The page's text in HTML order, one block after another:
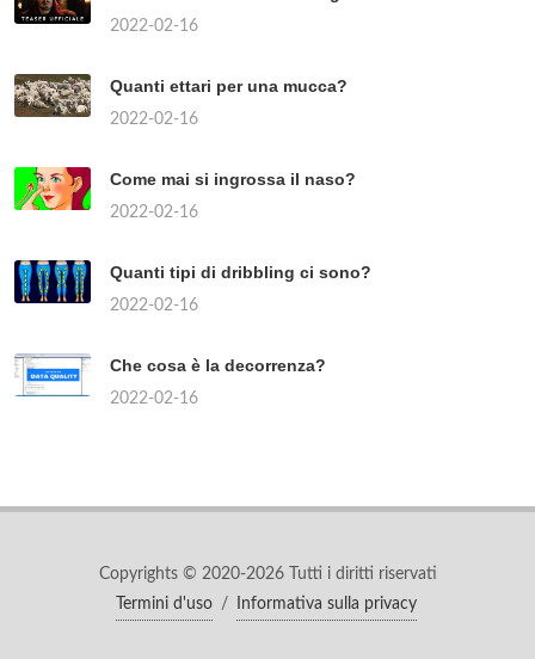
2022-02-16
Quanti ettari per una mucca?
2022-02-16
Come mai si ingrossa il naso?
2022-02-16
Quanti tipi di dribbling ci sono?
2022-02-16
Che cosa è la decorrenza?
2022-02-16
Copyrights © 2020-2026 Tutti i diritti riservati
Termini d'uso
/ Informativa sulla privacy